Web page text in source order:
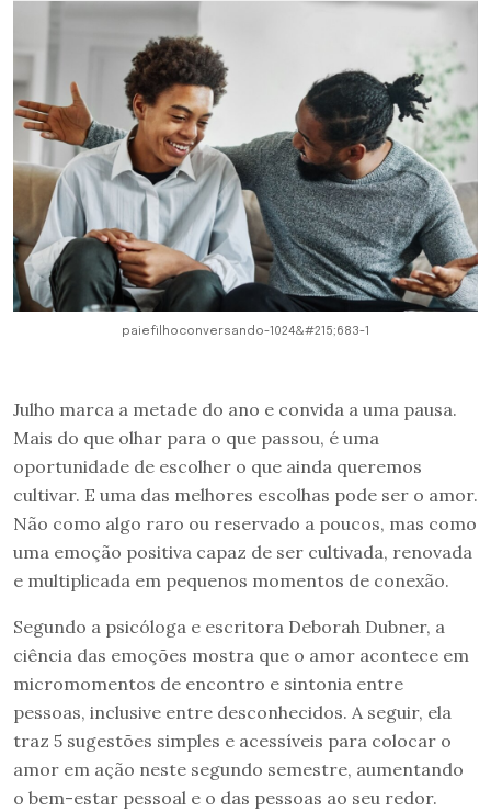
paiefilhoconversando-1024&#215;683-1
Julho marca a metade do ano e convida a uma pausa.
Mais do que olhar para o que passou, é uma
oportunidade de escolher o que ainda queremos
cultivar. E uma das melhores escolhas pode ser o amor.
Não como algo raro ou reservado a poucos, mas como
uma emoção positiva capaz de ser cultivada, renovada
e multiplicada em pequenos momentos de conexão.
Segundo a psicóloga e escritora Deborah Dubner, a
ciência das emoções mostra que o amor acontece em
micromomentos de encontro e sintonia entre
pessoas, inclusive entre desconhecidos. A seguir, ela
traz 5 sugestões simples e acessíveis para colocar o
amor em ação neste segundo semestre, aumentando
o bem-estar pessoal e o das pessoas ao seu redor.